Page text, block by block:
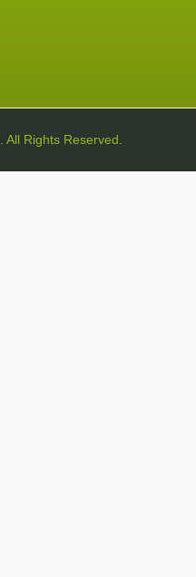
. All Rights Reserved.